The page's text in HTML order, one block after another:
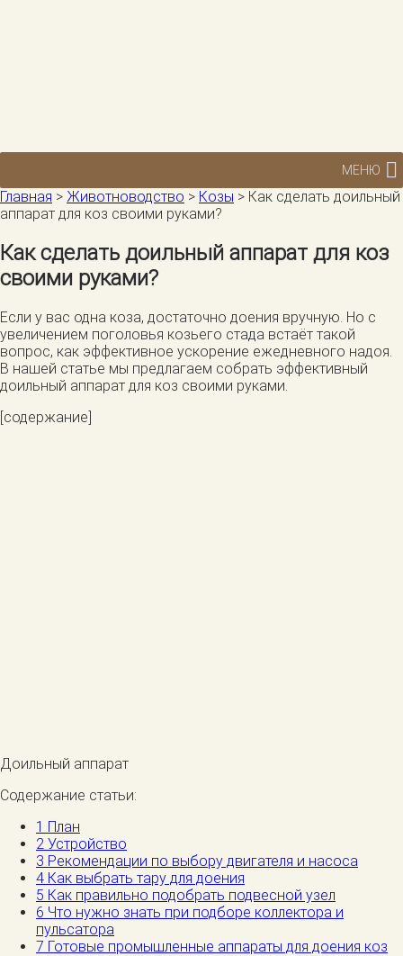
МЕНЮ
Главная > Животноводство > Козы > Как сделать доильный
аппарат для коз своими руками?
Как сделать доильный аппарат для коз
своими руками?
Если у вас одна коза, достаточно доения вручную. Но с
увеличением поголовья козьего стада встаёт такой
вопрос, как эффективное ускорение ежедневного надоя.
В нашей статье мы предлагаем собрать эффективный
доильный аппарат для коз своими руками.
[содержание]
Доильный аппарат
Содержание статьи:
1 План
2 Устройство
3 Рекомендации по выбору двигателя и насоса
4 Как выбрать тару для доения
5 Как правильно подобрать подвесной узел
6 Что нужно знать при подборе коллектора и
пульсатора
7 Готовые промышленные аппараты для доения коз